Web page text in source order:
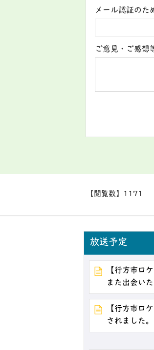
メール認証のた
ご意見・ご感想
【閲覧数】 1171
放送予定
【行方市ロ
また出会い
【行方市ロ
されました